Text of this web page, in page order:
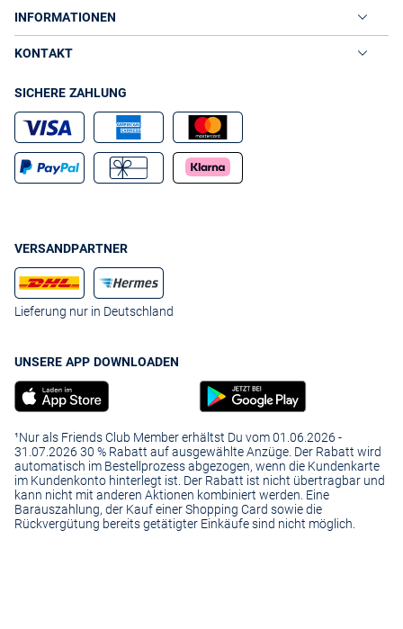
INFORMATIONEN
KONTAKT
SICHERE ZAHLUNG
VERSANDPARTNER
Lieferung nur in Deutschland
UNSERE APP DOWNLOADEN
¹Nur als Friends Club Member erhältst Du vom 01.06.2026 -
31.07.2026 30 % Rabatt auf ausgewählte Anzüge. Der Rabatt wird
automatisch im Bestellprozess abgezogen, wenn die Kundenkarte
im Kundenkonto hinterlegt ist. Der Rabatt ist nicht übertragbar und
kann nicht mit anderen Aktionen kombiniert werden. Eine
Barauszahlung, der Kauf einer Shopping Card sowie die
Rückvergütung bereits getätigter Einkäufe sind nicht möglich.